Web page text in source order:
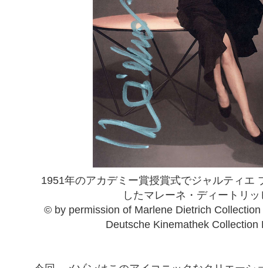
1951年のアカデミー賞授賞式でジャルティエ
したマレーネ・ディートリッ
© by permission of Marlene Dietrich
Deutsche Kinemathek Collection